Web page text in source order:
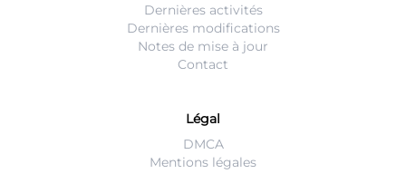
Dernières activités
Dernières modifications
Notes de mise à jour
Contact
Légal
DMCA
Mentions légales